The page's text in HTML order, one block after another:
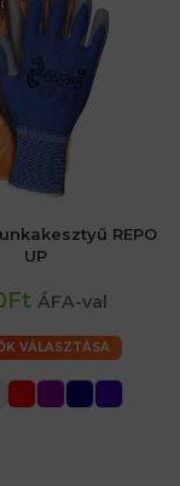
REPO
UP
ÁFA-val
VÁLASZTÁSA